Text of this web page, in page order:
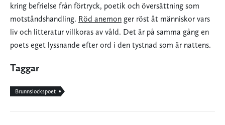
kring befrielse från förtryck, poetik och översättning som
motståndshandling. Röd anemon ger röst åt människor vars
liv och litteratur villkoras av våld. Det är på samma gång en
poets eget lyssnande efter ord i den tystnad som är nattens.
Taggar
Brunnslockspoet